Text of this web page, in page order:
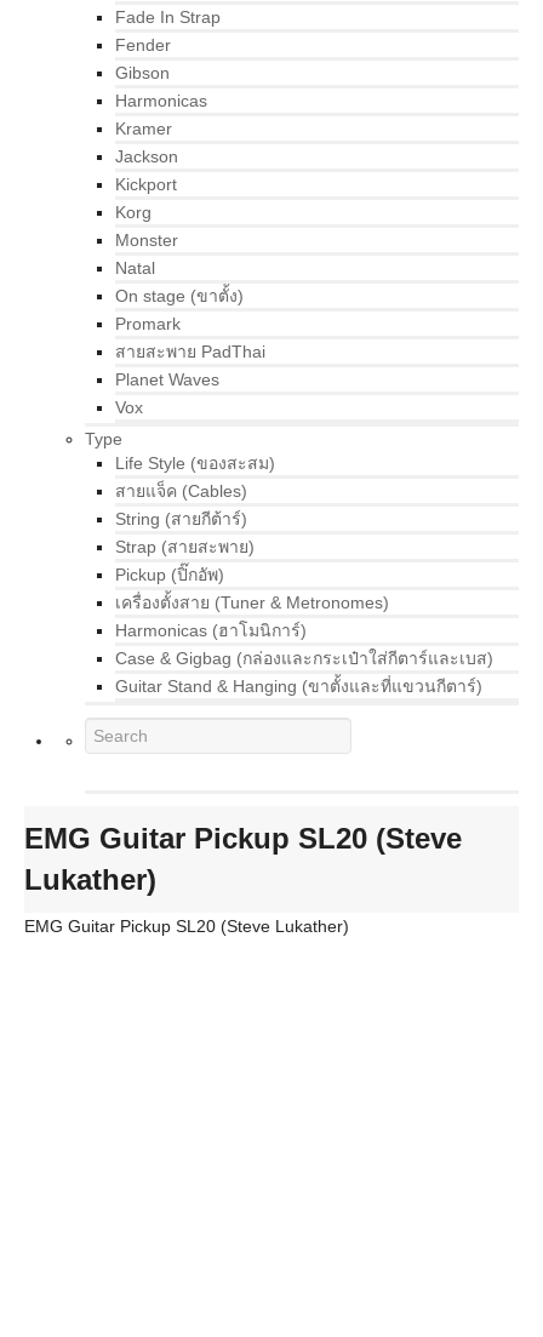
Fade In Strap
Fender
Gibson
Harmonicas
Kramer
Jackson
Kickport
Korg
Monster
Natal
On stage (ขาตั้ง)
Promark
สายสะพาย PadThai
Planet Waves
Vox
Type
Life Style (ของสะสม)
สายแจ็ค (Cables)
String (สายกีต้าร์)
Strap (สายสะพาย)
Pickup (ปิ๊กอัพ)
เครื่องตั้งสาย (Tuner & Metronomes)
Harmonicas (ฮาโมนิการ์)
Case & Gigbag (กล่องและกระเป๋าใส่กีตาร์และเบส)
Guitar Stand & Hanging (ขาตั้งและที่แขวนกีตาร์)
EMG Guitar Pickup SL20 (Steve
Lukather)
EMG Guitar Pickup SL20 (Steve Lukather)